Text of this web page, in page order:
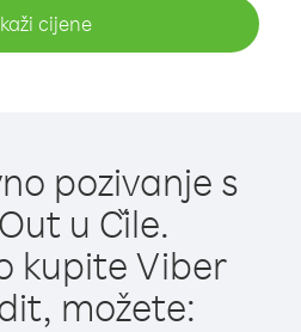
cijene
pozivanje s
u Čile.
kupite Viber
možete: